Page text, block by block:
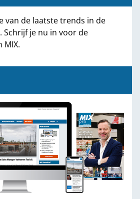
van de laatste trends in de
je nu in voor de
MIX.